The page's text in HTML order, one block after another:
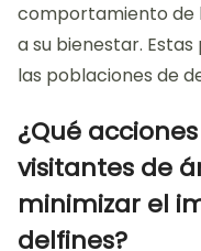
comportamiento de
a su bienestar.
las poblaciones de
¿Qué
visitantes de
minimizar el
delfines?